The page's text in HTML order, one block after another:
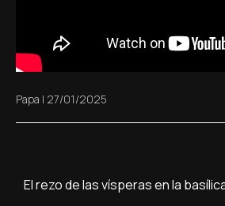
Papa | 27/01/2025
El rezo de las vísperas en la